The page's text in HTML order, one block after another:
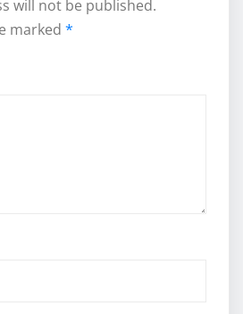
will not be published.
marked *